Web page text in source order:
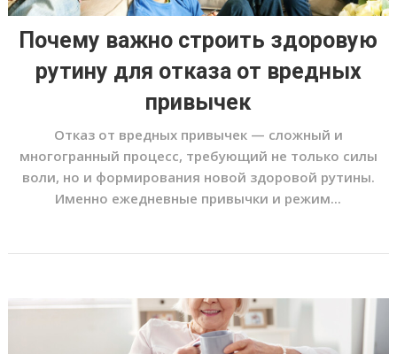
Почему важно строить здоровую
рутину для отказа от вредных
привычек
Отказ от вредных привычек — сложный и
многогранный процесс, требующий не только силы
воли, но и формирования новой здоровой рутины.
Именно ежедневные привычки и режим...